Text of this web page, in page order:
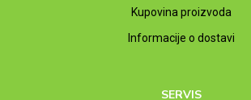
Kupovina proizvoda
Informacije o dostavi
SERVIS